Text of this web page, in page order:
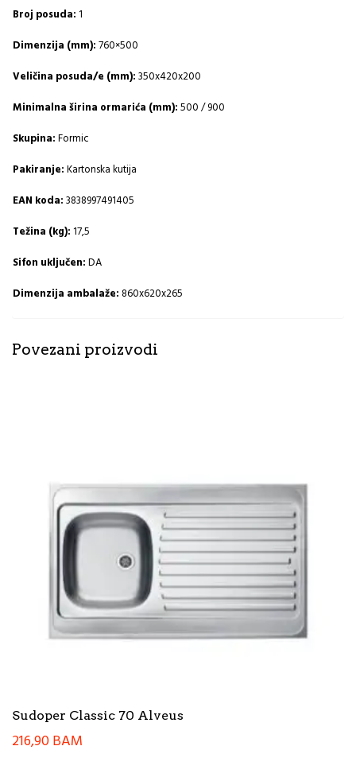
Broj posuda: 1
Dimenzija (mm):760×500
Veličina posuda/e (mm):350x420x200
Minimalna širina ormarića (mm):500 / 900
Skupina:Formic
Pakiranje:Kartonska kutija
EAN koda:3838997491405
Težina (kg): 17,5
Sifon uključen:DA
Dimenzija ambalaže: 860x620x265
Povezani proizvodi
Sudoper Classic 70 Alveus
216,90BAM